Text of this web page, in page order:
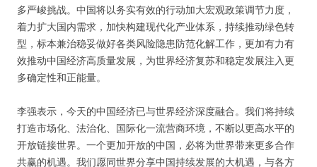
多严峻挑战。中国将以务实有效的行动加大宏观政策调节力度，
着力扩大国内需求，加快构建现代化产业体系，持续推动绿色转
型，标本兼治稳妥做好各类风险隐患防范化解工作，更加有力有
效推动中国经济高质量发展，为世界经济复苏和稳定发展注入更
多确定性和正能量。
李强表示，今天的中国经济已与世界经济深度融合。我们将持续
打造市场化、法治化、国际化一流营商环境，不断以更高水平的
开放链接世界。一个更加开放的中国，必将为世界带来更多合作
共赢的机遇。我们愿同世界分享中国持续发展的大机遇，与各方